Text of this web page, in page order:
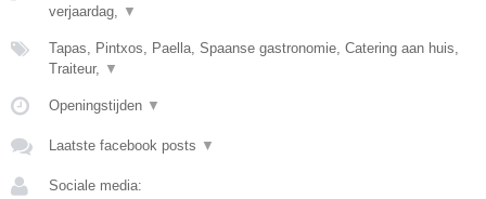
verjaardag,
▼
Tapas, Pintxos, Paella, Spaanse gastronomie, Catering aan huis,
Traiteur,
▼
Openingstijden ▼
Laatste facebook posts ▼
Sociale media: